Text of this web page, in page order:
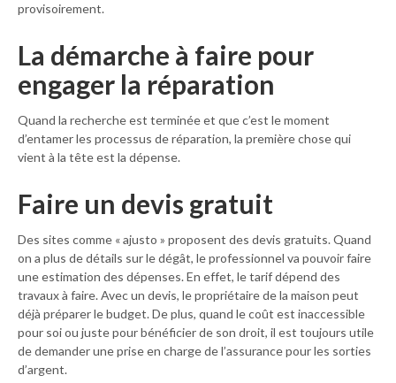
provisoirement.
La démarche à faire pour
engager la réparation
Quand la recherche est terminée et que c’est le moment
d’entamer les processus de réparation, la première chose qui
vient à la tête est la dépense.
Faire un devis gratuit
Des sites comme « ajusto » proposent des devis gratuits. Quand
on a plus de détails sur le dégât, le professionnel va pouvoir faire
une estimation des dépenses. En effet, le tarif dépend des
travaux à faire. Avec un devis, le propriétaire de la maison peut
déjà préparer le budget. De plus, quand le coût est inaccessible
pour soi ou juste pour bénéficier de son droit, il est toujours utile
de demander une prise en charge de l’assurance pour les sorties
d’argent.